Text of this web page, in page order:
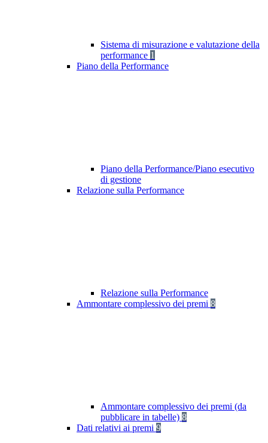
Sistema di misurazione e valutazione della
performance 1
Piano della Performance
Piano della Performance/Piano esecutivo
di gestione
Relazione sulla Performance
Relazione sulla Performance
Ammontare complessivo dei premi 8
Ammontare complessivo dei premi (da
pubblicare in tabelle) 8
Dati relativi ai premi 9